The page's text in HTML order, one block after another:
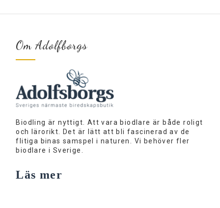
Om Adolfborgs
Biodling är nyttigt. Att vara biodlare är både roligt
och lärorikt. Det är lätt att bli fascinerad av de
flitiga binas samspel i naturen. Vi behöver fler
biodlare i Sverige.
Läs mer